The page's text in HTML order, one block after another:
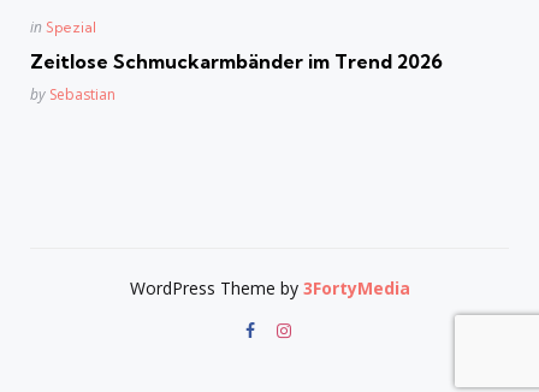
Posted
in Spezial
Zeitlose Schmuckarmbänder im Trend 2026
Posted
by Sebastian
WordPress Theme by 3FortyMedia